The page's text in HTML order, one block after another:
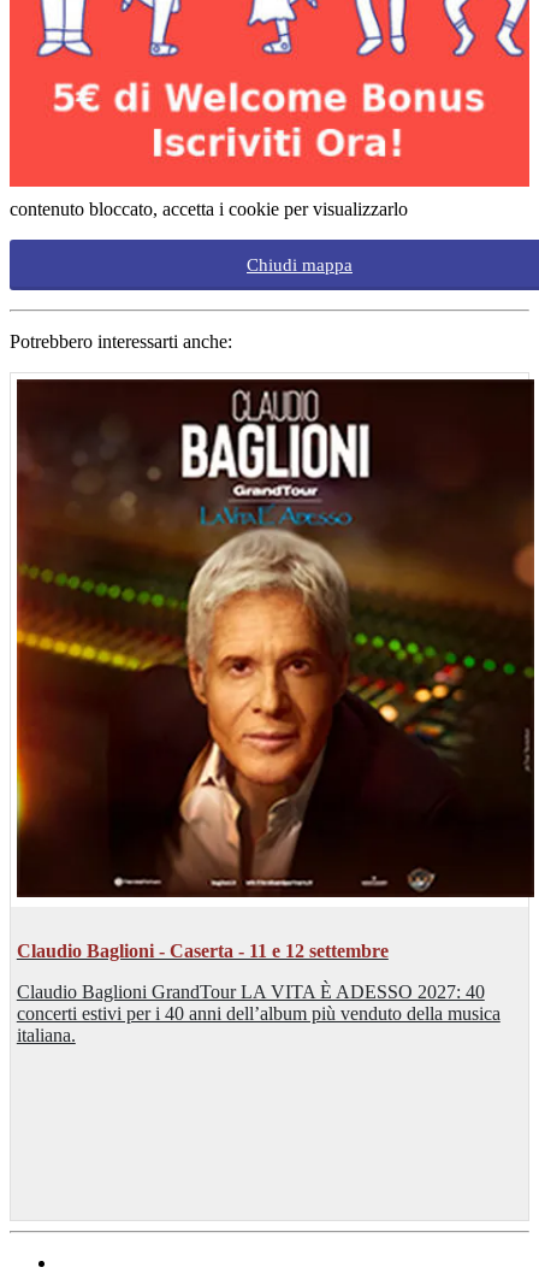
contenuto bloccato, accetta i cookie per visualizzarlo
Chiudi mappa
Potrebbero interessarti anche:
Claudio Baglioni - Caserta - 11 e 12 settembre
Claudio Baglioni GrandTour LA VITA È ADESSO 2027: 40
concerti estivi per i 40 anni dell’album più venduto della musica
italiana.